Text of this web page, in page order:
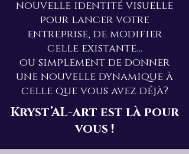
nouvelle identité visuelle
pour lancer votre
entreprise, de modifier
celle existante…
ou simplement de donner
une nouvelle dynamique à
celle que vous avez déjà?
Kryst’AL-art est là pour
vous !